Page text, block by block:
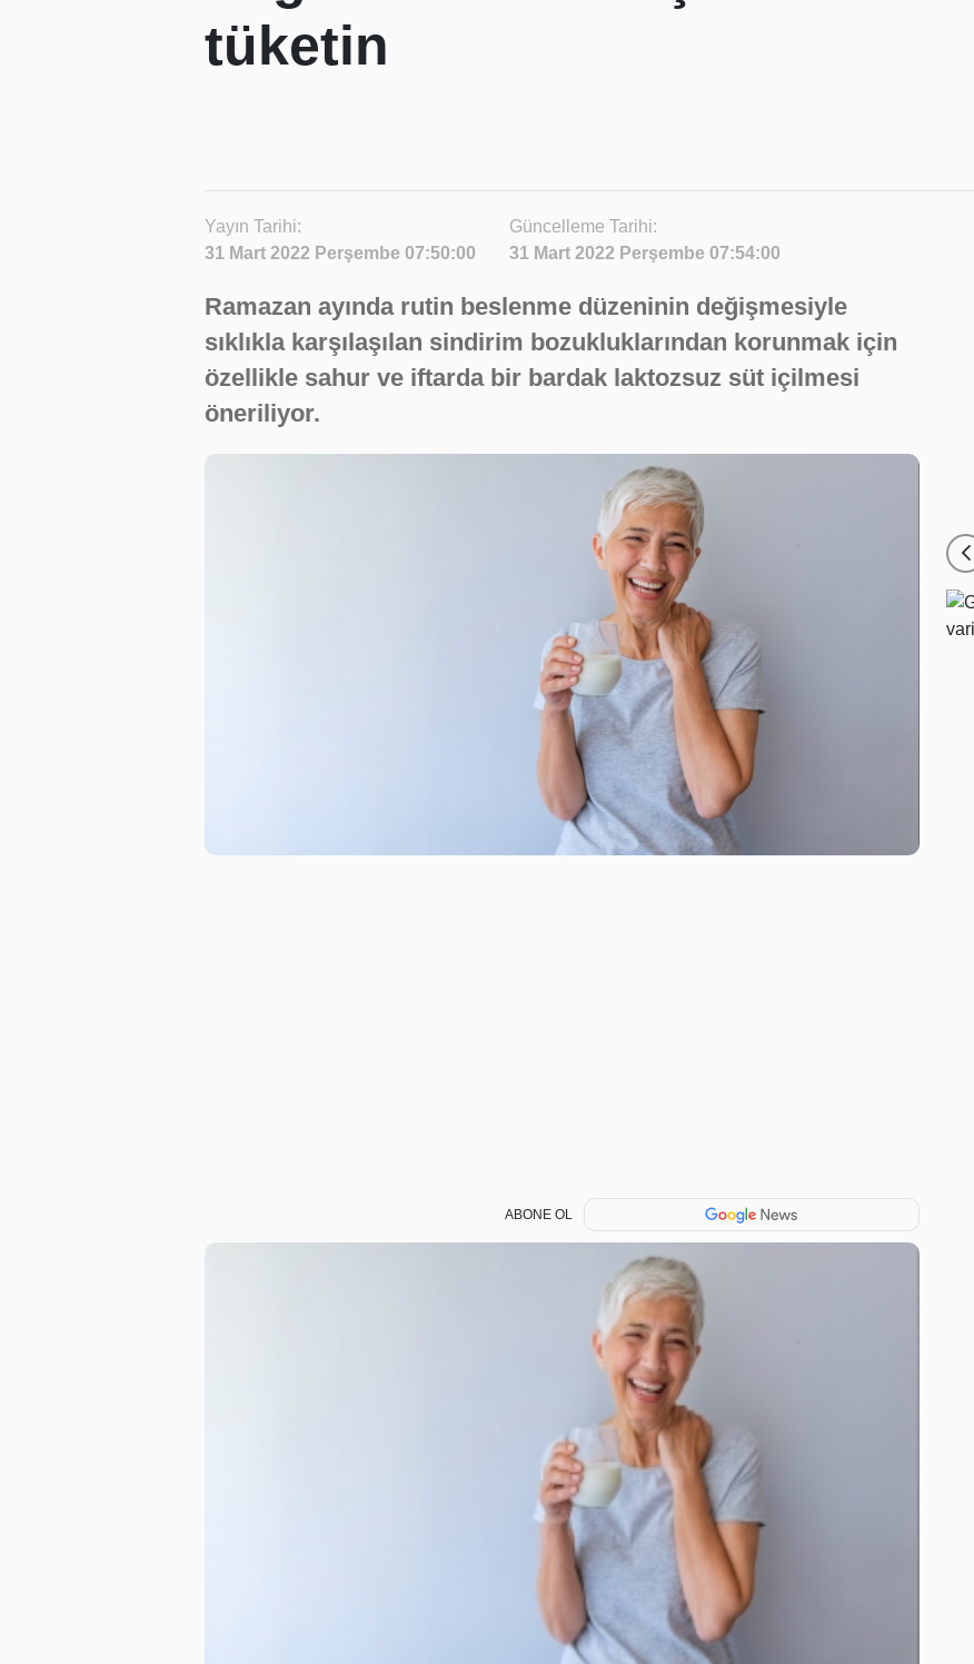
tüketin
Yayın Tarihi:
31 Mart 2022 Perşembe 07:50:00
Güncelleme Tarihi:
31 Mart 2022 Perşembe 07:54:00
Ramazan ayında rutin beslenme düzeninin değişmesiyle
sıklıkla karşılaşılan sindirim bozukluklarından korunmak için
özellikle sahur ve iftarda bir bardak laktozsuz süt içilmesi
öneriliyor.
ABONE OL